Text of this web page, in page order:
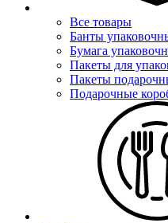
Все товары
Банты
Бумага
Пакеты для
Пакеты
Подарочные